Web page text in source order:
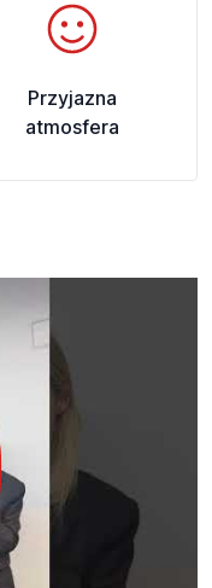
Przyjazna
atmosfera